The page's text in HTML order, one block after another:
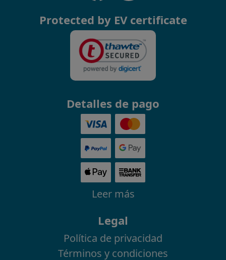
Protected by EV certificate
Detalles de pago
Leer más
Legal
Política de privacidad
Términos y condiciones